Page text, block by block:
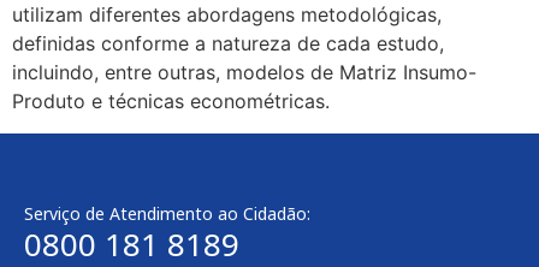
utilizam diferentes abordagens metodológicas,
definidas conforme a natureza de cada estudo,
incluindo, entre outras, modelos de Matriz Insumo-
Produto e técnicas econométricas.
Serviço de Atendimento ao Cidadão:
0800 181 8189